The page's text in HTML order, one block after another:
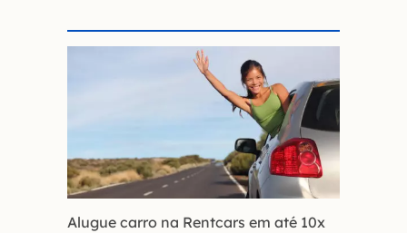
Alugue carro na Rentcars em até 10x